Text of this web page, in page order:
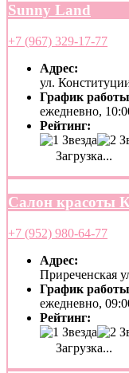
Sunny Land
+7 (967) 329-17-77
Адрес:
ул.
График
ежедневно,
Рейтинг:
Загрузка...
Салон красоты
+7 (952) 980-64-77
Адрес:
Приреченская
График
ежедневно,
Рейтинг:
Загрузка...